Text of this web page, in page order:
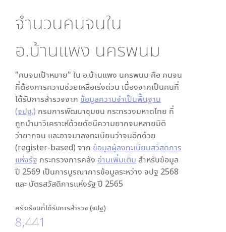
จำนวนคนจนใน
อ.บ้านแพง นครพนม
"คนจนเป้าหมาย" ใน อ.บ้านแพง นครพนม คือ คนจน
ที่ต้องการความช่วยเหลือเร่งด่วน เนื่องจากเป็นคนที่
ได้รับการสำรวจจาก ข้อมูลความจำเป็นพื้นฐาน
(จปฐ.) กรมการพัฒนาชุมชน กระทรวงมหาดไทย ที่
ถูกนำมาวิเคราะห์ด้วยดัชนีความยากจนหลายมิติ
ว่ายากจน และอาจมาลงทะเบียนว่าจนอีกด้วย
(register-based) จาก ข้อมูลผู้ลงทะเบียนสวัสดิการ
แห่งรัฐ กระทรวงการคลัง อ่านเพิ่มเติม สำหรับข้อมูล
ปี 2569 เป็นการบูรณาการข้อมูลระหว่าง จปฐ 2568
และ บัตรสวัสดิการแห่งรัฐ ปี 2565
ครัวเรือนที่ได้รับการสำรวจ (จปฐ)
8,441